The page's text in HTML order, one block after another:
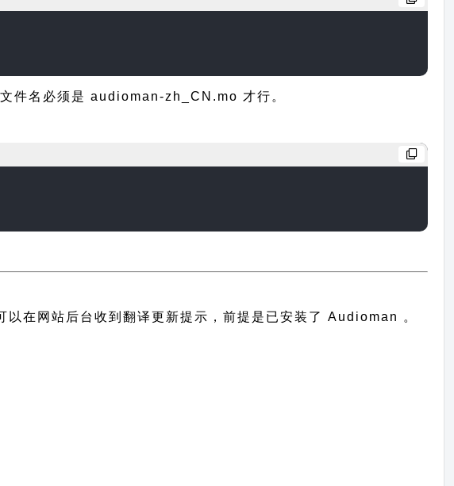
件名必须是 audioman-zh_CN.mo 才行。
在网站后台收到翻译更新提示，前提是已安装了 Audioman 。